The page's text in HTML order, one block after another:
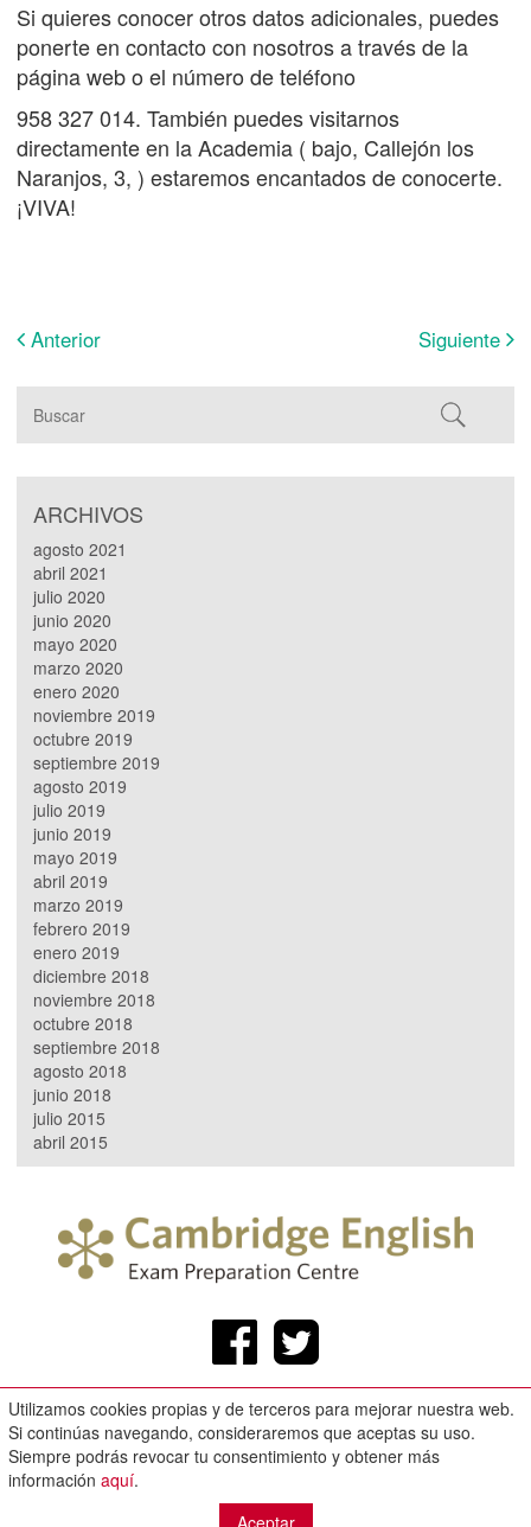
Si quieres conocer otros datos adicionales, puedes
ponerte en contacto con nosotros a través de la
página web o el número de teléfono
958 327 014. También puedes visitarnos
directamente en la Academia ( bajo, Callejón los
Naranjos, 3, ) estaremos encantados de conocerte.
¡VIVA!
Anterior Siguiente
ARCHIVOS
agosto 2021
abril 2021
julio 2020
junio 2020
mayo 2020
marzo 2020
enero 2020
noviembre 2019
octubre 2019
septiembre 2019
agosto 2019
julio 2019
junio 2019
mayo 2019
abril 2019
marzo 2019
febrero 2019
enero 2019
diciembre 2018
noviembre 2018
octubre 2018
septiembre 2018
agosto 2018
junio 2018
julio 2015
abril 2015
Callejón de los Naranjos, 3 Bajo. Loja.
Aviso legal
-
Política de privacidad
Utilizamos cookies propias y de terceros para mejorar nuestra web.
Si continúas navegando, consideraremos que aceptas su uso.
Siempre podrás revocar tu consentimiento y obtener más
información aquí.